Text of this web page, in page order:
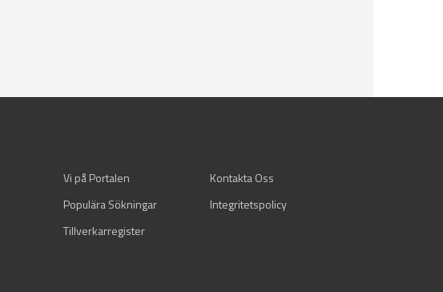
Vi på Portalen
Kontakta Oss
Populära Sökningar
Integritetspolicy
Tillverkarregister